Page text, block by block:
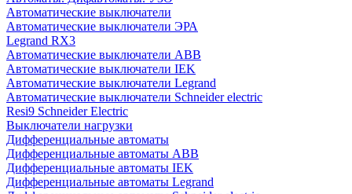
Автоматические выключатели
Автоматические выключатели ЭРА
Legrand RX3
Автоматические выключатели ABB
Автоматические выключатели IEK
Автоматические выключатели Legrand
Автоматические выключатели Schneider electric
Resi9 Schneider Electric
Выключатели нагрузки
Дифференциальные автоматы
Дифференциальные автоматы ABB
Дифференциальные автоматы IEK
Дифференциальные автоматы Legrand